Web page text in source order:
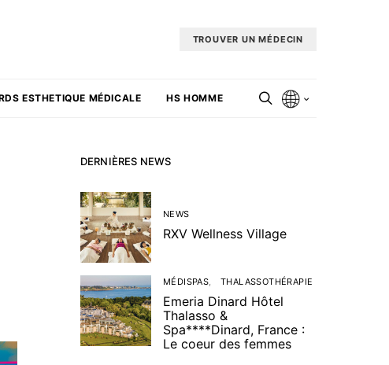
TROUVER UN MÉDECIN
ESTHETIQUE MÉDICALE HS HOMME
DERNIÈRES NEWS
NEWS
RXV Wellness Village
MÉDISPAS THALASSOTHÉRAPIE
Emeria Dinard Hôtel
Thalasso &
Spa****Dinard, France :
Le coeur des femmes